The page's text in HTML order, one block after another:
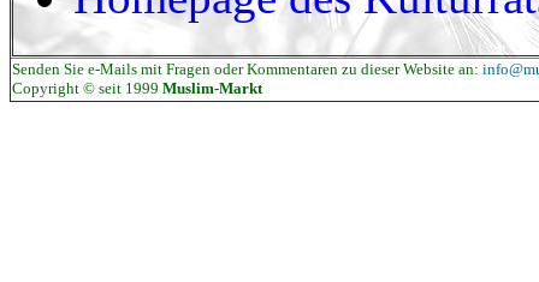
Senden Sie e-Mails mit Fragen oder Kommentaren zu dieser Website an:
Copyright © seit 1999 Muslim-Markt